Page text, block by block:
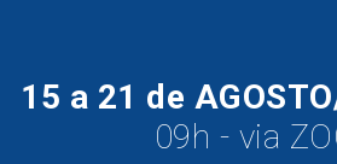
15 a 21 de
09h - via